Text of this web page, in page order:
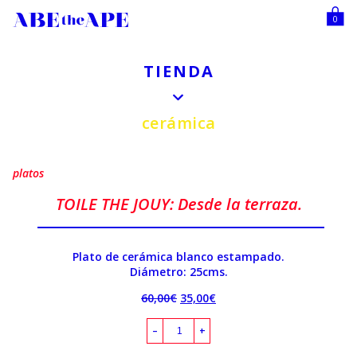
0
TIENDA
cerámica
platos
TOILE THE JOUY: Desde la terraza.
Plato de cerámica blanco estampado.
Diámetro: 25cms.
60,00€ 35,00€
+
–